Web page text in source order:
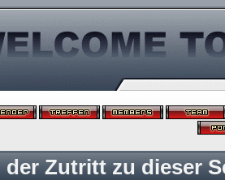
Zutritt zu dieser